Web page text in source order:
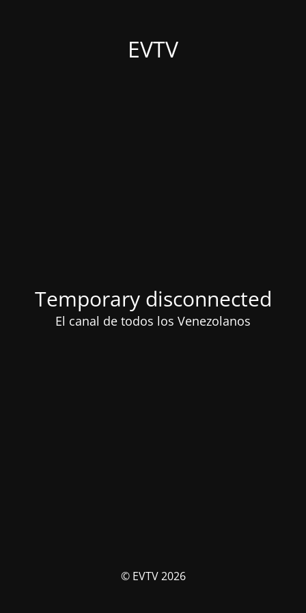
EVTV
Temporary disconnected
El canal de todos los Venezolanos
© EVTV 2026